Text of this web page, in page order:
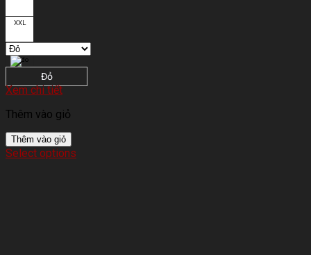
XXL
Đỏ
Xem chi tiết
Thêm vào giỏ
Thêm vào giỏ
Select options